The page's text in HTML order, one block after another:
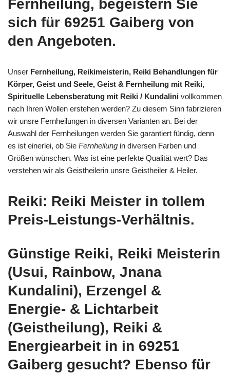
Fernheilung, begeistern Sie
sich für 69251 Gaiberg von
den Angeboten.
Unser Fernheilung, Reikimeisterin, Reiki Behandlungen für
Körper, Geist und Seele, Geist & Fernheilung mit Reiki,
Spirituelle Lebensberatung mit Reiki / Kundalini vollkommen
nach Ihren Wollen erstehen werden? Zu diesem Sinn fabrizieren
wir unsre Fernheilungen in diversen Varianten an. Bei der
Auswahl der Fernheilungen werden Sie garantiert fündig, denn
es ist einerlei, ob Sie Fernheilung in diversen Farben und
Größen wünschen. Was ist eine perfekte Qualität wert? Das
verstehen wir als Geistheilerin unsre Geistheiler & Heiler.
Reiki: Reiki Meister in tollem
Preis-Leistungs-Verhältnis.
Günstige Reiki, Reiki Meisterin
(Usui, Rainbow, Jnana
Kundalini), Erzengel &
Energie- & Lichtarbeit
(Geistheilung), Reiki &
Energiearbeit in in 69251
Gaiberg gesucht? Ebenso für